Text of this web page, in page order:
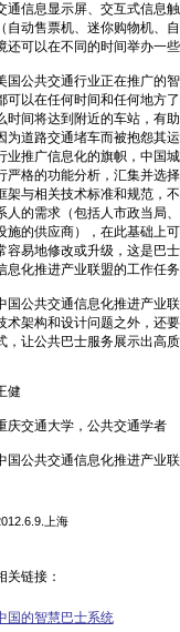
通信息显示屏、交互式信息
（自动售票机、迷你购物机、
还可以在不同的时间举办一
国公共交通行业正在推广的
可以在任何时间和任何地方
时间将达到附近的车站，有
为道路交通堵车而被抱怨其
业推广信息化的旗帜，中国
严格的功能分析，汇集并选
架与相关技术标准和规范，
人的需求（包括人市政当局
施的供应商），在此基础上
容易地修改或升级，这是巴
息化推进产业联盟的工作任
国公共交通信息化推进产业
术架构和设计问题之外，还
，让公共巴士服务展示出高
健
庆交通大学，公共交通学者
国公共交通信息化推进产业
上海
关链接：
国的智慧巴士系统